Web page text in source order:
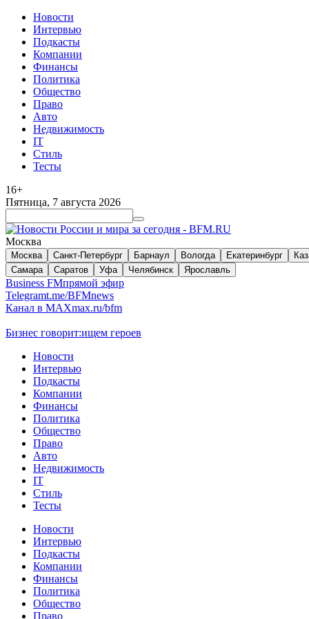
Новости
Интервью
Подкасты
Компании
Финансы
Политика
Общество
Право
Авто
Недвижимость
IT
Стиль
Тесты
16+
Пятница, 7 августа 2026
Москва
Москва Санкт-Петербург Барнаул Вологда Екатеринбург
Самара
Саратов Уфа Челябинск Ярославль
Business FMпрямой эфир
Telegramt.me/BFMnews
Канал в MAXmax.ru/bfm
Бизнес говорит:ищем героев
Новости
Интервью
Подкасты
Компании
Финансы
Политика
Общество
Право
Авто
Недвижимость
IT
Стиль
Тесты
Новости
Интервью
Подкасты
Компании
Финансы
Политика
Общество
Право